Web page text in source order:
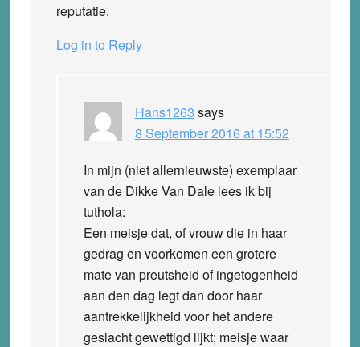
reputatie.
Log in to Reply
Hans1263 says
8 September 2016 at 15:52
In mijn (niet allernieuwste) exemplaar
van de Dikke Van Dale lees ik bij
tuthola:
Een meisje dat, of vrouw die in haar
gedrag en voorkomen een grotere
mate van preutsheid of ingetogenheid
aan den dag legt dan door haar
aantrekkelijkheid voor het andere
geslacht gewettigd lijkt; meisje waar